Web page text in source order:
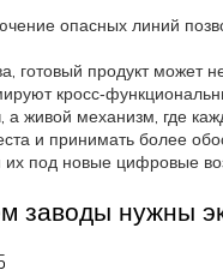
опасных линий
готовый продукт может
а живой механизм, где
и принимать более
их под новые цифровые
заводы нужны